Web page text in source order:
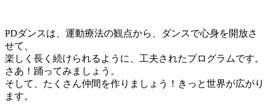
PDダンスは、運動療法の観点から、ダンスで心身を開放さ
せて、
楽しく長く続けられるように、工夫されたプログラムです。
さあ！踊ってみましょう。
そして、たくさん仲間を作りましょう！きっと世界が広がり
ます。